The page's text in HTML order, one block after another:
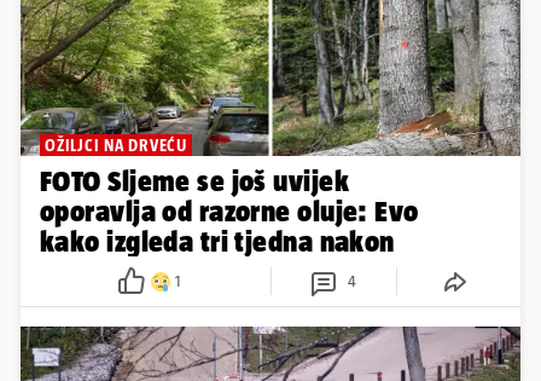
OŽILJCI NA DRVEĆU
FOTO Sljeme se još uvijek
oporavlja od razorne oluje: Evo
kako izgleda tri tjedna nakon
1 4